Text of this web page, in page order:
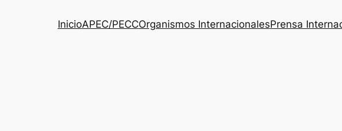
InicioAPEC/PECCOrganismos InternacionalesPrensa